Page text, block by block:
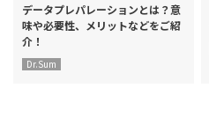
データプレパレーションとは？意
味や必要性、メリットなどをご紹
介！
Dr.Sum